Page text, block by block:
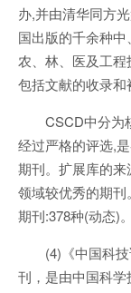
办,并由清华同方
国出版的千余种中
农、林、医及工程
包括文献的收录和
CSCD中分为
经过严格的评选,
期刊。扩展库的
领域较优秀的期
期刊:378种(动态)。
(4)《中国科
刊，是由中国科